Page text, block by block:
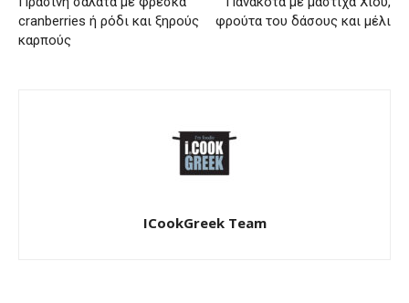
cranberries ή ρόδι και ξηρούς
καρπούς
φρούτα του δάσους και μέλι
ICookGreek Team